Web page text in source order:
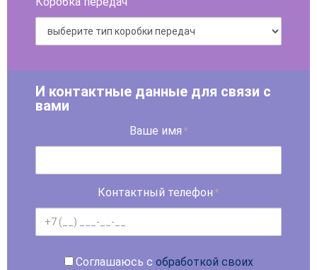
И контактные данные для связи с
вами
Ваше имя *
Контактный телефон *
Соглашаюсь с обработкой своих